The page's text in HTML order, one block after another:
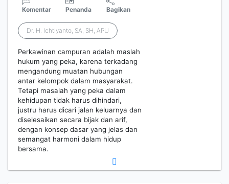
Komentar Penanda Bagikan
Dr. H. Ichtiyanto, SA, SH, APU
Perkawinan campuran adalah maslah
hukum yang peka, karena terkadang
mengandung muatan hubungan
antar kelompok dalam masyarakat.
Tetapi masalah yang peka dalam
kehidupan tidak harus dihindari,
justru harus dicari jalan keluarnya dan
diselesaikan secara bijak dan arif,
dengan konsep dasar yang jelas dan
semangat harmoni dalam hidup
bersama.